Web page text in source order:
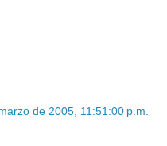
de 2005, 11:51:00 p.m.